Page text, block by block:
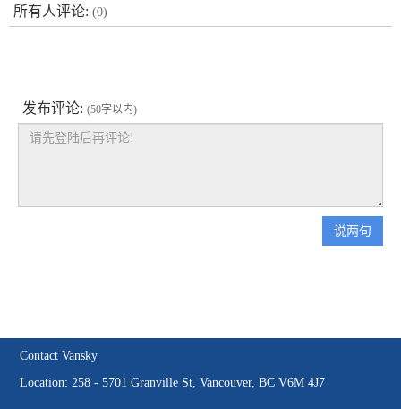
所有人评论: (0)
发布评论: (50字以内)
说两句
Contact Vansky
Location: 258 - 5701 Granville St, Vancouver, BC V6M 4J7